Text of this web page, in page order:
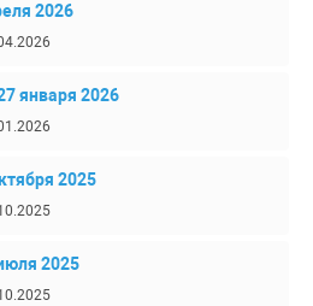
2026
января 2026
2025
2025